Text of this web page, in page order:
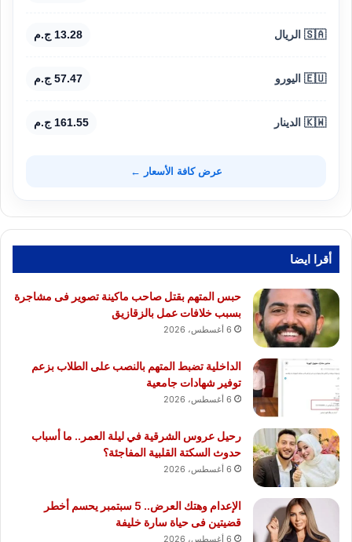
🇸🇦 الريال 13.28 ج.م
🇪🇺 اليورو 57.47 ج.م
🇰🇼 الدينار 161.55 ج.م
عرض كافة الأسعار ←
أقرا ايضا
حبس المتهم بقتل صاحب ماكينة تصوير فى مشاجرة
بسبب خلافات عمل بالزقازيق
6 أغسطس، 2026
الداخلية تضبط المتهم بالنصب على الطلاب بزعم
توفير شهادات جامعية
6 أغسطس، 2026
رحيل عروس الشرقية في ليلة العمر.. ما أسباب
حدوث السكتة القلبية المفاجئة؟
6 أغسطس، 2026
الإعدام وهتك العرض.. 5 سبتمبر يحسم أخطر
قضيتين فى حياة سارة خليفة
6 أغسطس، 2026